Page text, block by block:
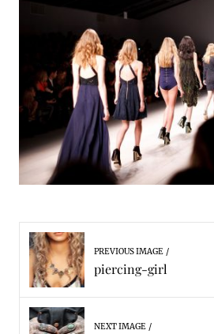
PREVIOUS IMAGE
piercing-girl
NEXT IMAGE